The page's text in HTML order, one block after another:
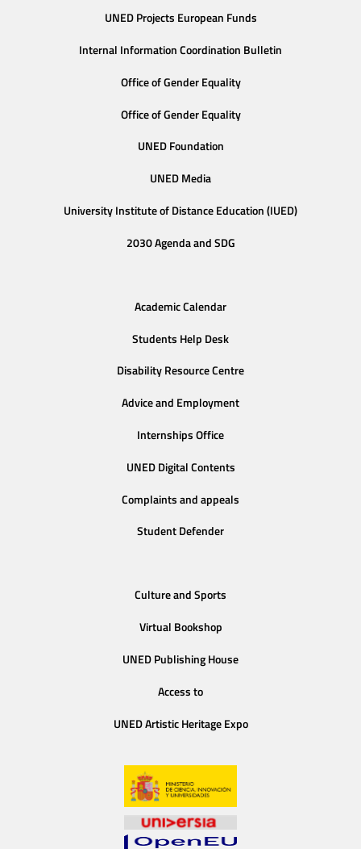
UNED Projects European Funds
Internal Information Coordination Bulletin
Office of Gender Equality
Office of Gender Equality
UNED Foundation
UNED Media
University Institute of Distance Education (IUED)
2030 Agenda and SDG
Academic Calendar
Students Help Desk
Disability Resource Centre
Advice and Employment
Internships Office
UNED Digital Contents
Complaints and appeals
Student Defender
Culture and Sports
Virtual Bookshop
UNED Publishing House
Access to
UNED Artistic Heritage Expo